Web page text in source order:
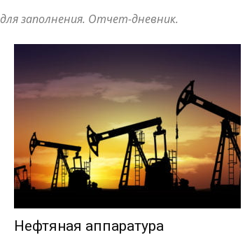
заполнения. Отчет-дневник.
Нефтяная аппаратура